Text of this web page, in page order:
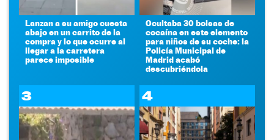
Lanzan a su amigo cuesta
abajo en un carrito de la
compra y lo que ocurre al
llegar a la carretera
parece imposible
Ocultaba 30 bolsas de
cocaína en este elemento
para niños de su coche: la
Policía Municipal de
Madrid acabó
descubriéndola
3 4